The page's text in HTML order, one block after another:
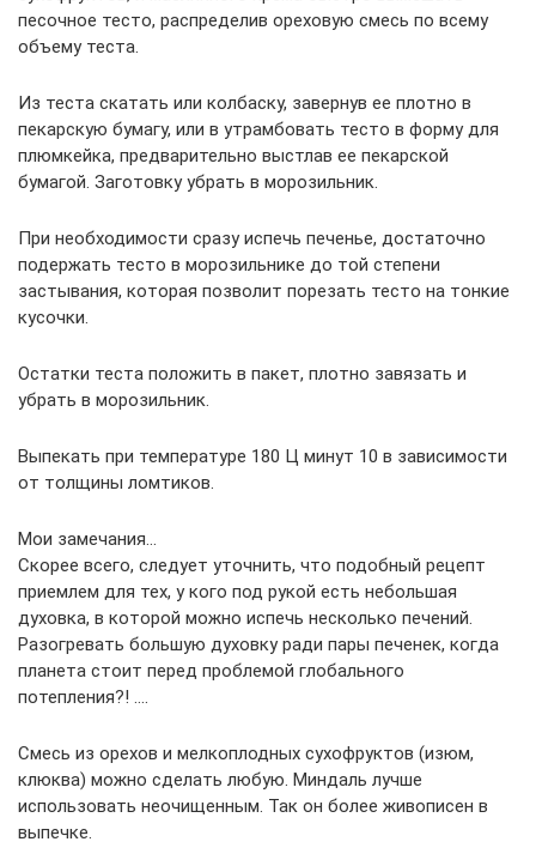
песочное тесто, распределив ореховую смесь по всему
объему теста.
Из теста скатать или колбаску, завернув ее плотно в
пекарскую бумагу, или в утрамбовать тесто в форму для
плюмкейка, предварительно выстлав ее пекарской
бумагой. Заготовку убрать в морозильник.
При необходимости сразу испечь печенье, достаточно
подержать тесто в морозильнике до той степени
застывания, которая позволит порезать тесто на тонкие
кусочки.
Остатки теста положить в пакет, плотно завязать и
убрать в морозильник.
Выпекать при температуре 180 Ц минут 10 в зависимости
от толщины ломтиков.
Мои замечания…
Скорее всего, следует уточнить, что подобный рецепт
приемлем для тех, у кого под рукой есть небольшая
духовка, в которой можно испечь несколько печений.
Разогревать большую духовку ради пары печенек, когда
планета стоит перед проблемой глобального
потепления?! ….
Смесь из орехов и мелкоплодных сухофруктов (изюм,
клюква) можно сделать любую. Миндаль лучше
использовать неочищенным. Так он более живописен в
выпечке.